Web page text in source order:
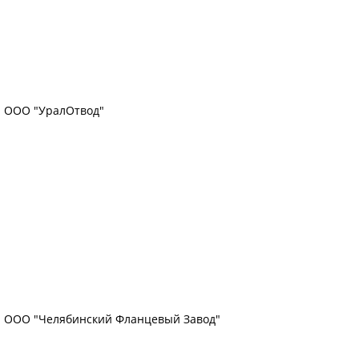
ООО "УралОтвод"
ООО "Челябинский Фланцевый Завод"